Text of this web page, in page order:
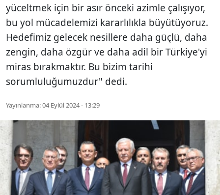
yüceltmek için bir asır önceki azimle çalışıyor,
bu yol mücadelemizi kararlılıkla büyütüyoruz.
Hedefimiz gelecek nesillere daha güçlü, daha
zengin, daha özgür ve daha adil bir Türkiye'yi
miras bırakmaktır. Bu bizim tarihi
sorumluluğumuzdur" dedi.
Yayınlanma:04 Eylül 2024 - 13:29